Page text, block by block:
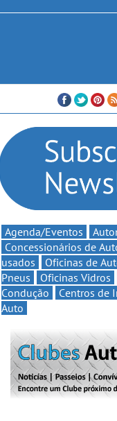
Agenda/Eventos
Concessionários de
usados
Oficinas de
Pneus
Oficinas Vidros
Condução
Centros de
Auto